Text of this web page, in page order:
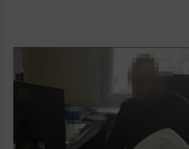
skarbonki
Wielkiej